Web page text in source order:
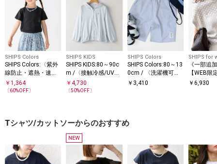
SHIPS Colors
SHIPS Colors:〈紫外
線防止・遮熱・速
乾〉80～130cm / ラ
ッシュガード Tシャ
￥ 1,364
〔60%OFF〕
SHIPS KIDS
SHIPS KIDS:80～90c
m /〈接触冷感/UVカ
ット〉サンシェード
フーディー
￥4,730
〔50%OFF〕
SHIPS Colors
SHIPS Colors:80～13
0cm / 〈洗濯機可
能〉 コードレーン シ
￥ 3,410
SHIPS for
《一部追
【WEB限
い可能〉
￥6,930
Tシャツ/カットソーからのおすすめ
NEW